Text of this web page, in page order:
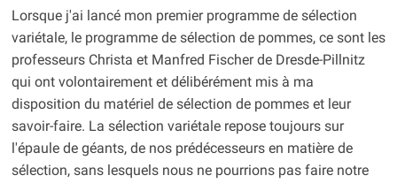
Lorsque j'ai lancé mon premier programme de sélection
variétale, le programme de sélection de pommes, ce sont les
professeurs Christa et Manfred Fischer de Dresde-Pillnitz
qui ont volontairement et délibérément mis à ma
disposition du matériel de sélection de pommes et leur
savoir-faire. La sélection variétale repose toujours sur
l'épaule de géants, de nos prédécesseurs en matière de
sélection, sans lesquels nous ne pourrions pas faire notre